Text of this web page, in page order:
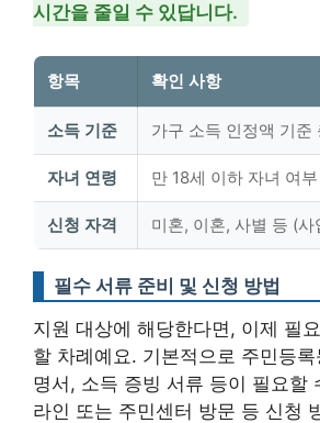
시간을 줄일 수 있답니다.
항목 확인 사항
소득 기준 가구 소득 인정액 기준
자녀 연령 만 18세 이하 자녀 여
신청 자격 미혼, 이혼, 사별 등 (사
필수 서류 준비 및 신청 방법
지원 대상에 해당한다면, 이제 필
할 차례예요. 기본적으로 주민등
명서, 소득 증빙 서류 등이 필요할
라인 또는 주민센터 방문 등 신청